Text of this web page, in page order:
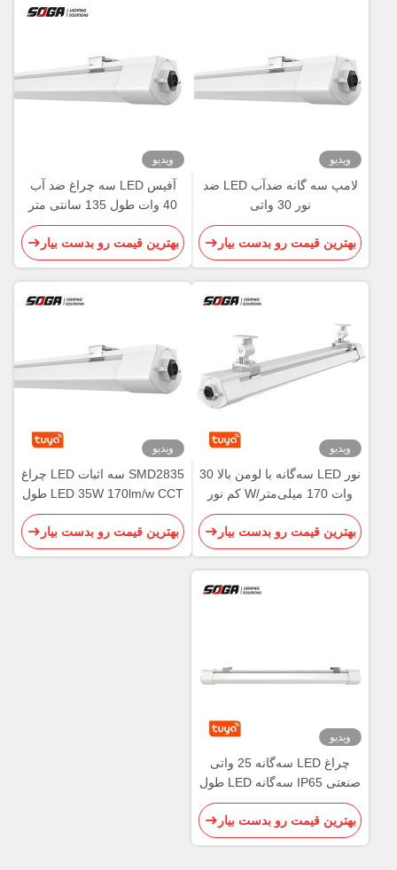
ویدیو
لامپ سه گانه ضدآب LED ضد
بهترین قیمت رو بدست بیار
ویدیو
آفیس LED سه چراغ ضد آب
40 وات طول 135 سانتی متر
برای کارخانه
بهترین قیمت رو بدست بیار
ویدیو
نور LED سه‌گانه با لومن بالا 30
وات 170 میلی‌متر/W کم نور
DALI برای فرودگاه
بهترین قیمت رو بدست بیار
ویدیو
SMD2835 سه اثبات LED چراغ
LED 35W 170lm/w CCT طول
کم نور 120 سانتی متر
بهترین قیمت رو بدست بیار
ویدیو
چراغ LED سه‌گانه 25 واتی
صنعتی IP65 سه‌گانه LED طول
60 سانتی‌متر
بهترین قیمت رو بدست بیار